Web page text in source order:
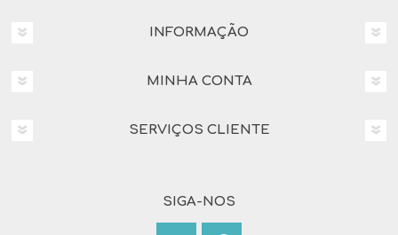
INFORMAÇÃO
MINHA CONTA
SERVIÇOS CLIENTE
SIGA-NOS